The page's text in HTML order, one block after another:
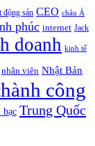
động sản CEO châu Á
phúc internet Jack
doanh kinh tế
nhân viên Nhật Bản
công
bạc Trung Quốc